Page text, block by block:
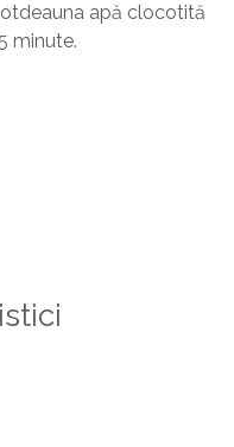
apă clocotită
minute.